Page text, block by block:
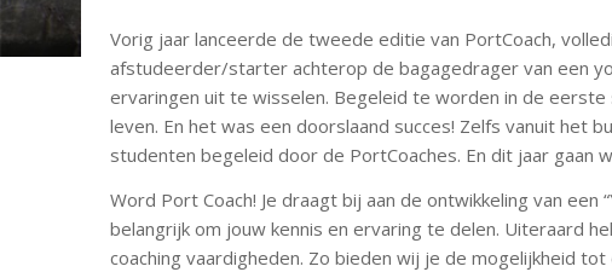
Vorig jaar lanceerde de tweede editie van PortCoach,
afstudeerder/starter achterop de bagagedrager van een
ervaringen uit te wisselen. Begeleid te worden in de
leven. En het was een doorslaand succes! Zelfs vanuit het
studenten begeleid door de PortCoaches. En dit jaar gaan
Word Port Coach! Je draagt bij aan de ontwikkeling van een
belangrijk om jouw kennis en ervaring te delen. Uiteraard
coaching vaardigheden. Zo bieden wij je de mogelijkheid